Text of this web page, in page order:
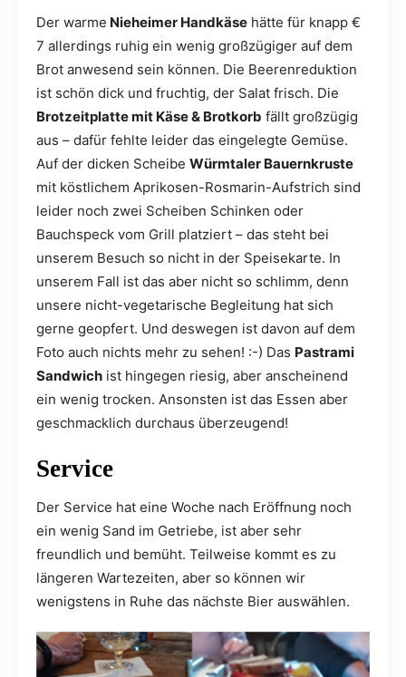
Der warme Nieheimer Handkäse hätte für knapp €
7 allerdings ruhig ein wenig großzügiger auf dem
Brot anwesend sein können. Die Beerenreduktion
ist schön dick und fruchtig, der Salat frisch. Die
Brotzeitplatte mit Käse & Brotkorb fällt großzügig
aus – dafür fehlte leider das eingelegte Gemüse.
Auf der dicken Scheibe Würmtaler Bauernkruste
mit köstlichem Aprikosen-Rosmarin-Aufstrich sind
leider noch zwei Scheiben Schinken oder
Bauchspeck vom Grill platziert – das steht bei
unserem Besuch so nicht in der Speisekarte. In
unserem Fall ist das aber nicht so schlimm, denn
unsere nicht-vegetarische Begleitung hat sich
gerne geopfert. Und deswegen ist davon auf dem
Foto auch nichts mehr zu sehen! :-) Das Pastrami
Sandwich ist hingegen riesig, aber anscheinend
ein wenig trocken. Ansonsten ist das Essen aber
geschmacklich durchaus überzeugend!
Service
Der Service hat eine Woche nach Eröffnung noch
ein wenig Sand im Getriebe, ist aber sehr
freundlich und bemüht. Teilweise kommt es zu
längeren Wartezeiten, aber so können wir
wenigstens in Ruhe das nächste Bier auswählen.